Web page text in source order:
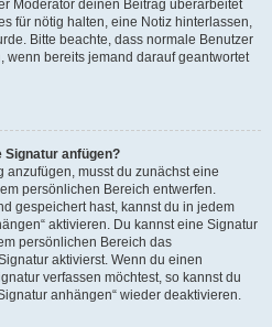
Moderator deinen Beitrag überarbeitet
für nötig halten, eine Notiz hinterlassen,
Bitte beachte, dass normale Benutzer
wenn bereits jemand darauf geantwortet
Signatur anfügen?
musst du zunächst eine
persönlichen Bereich entwerfen.
gespeichert hast, kannst du in jedem
aktivieren. Du kannst eine Signatur
persönlichen Bereich das
aktivierst. Wenn du einen
verfassen möchtest, so kannst du
anhängen“ wieder deaktivieren.